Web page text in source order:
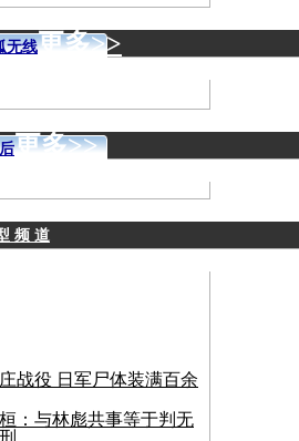
战役 日军尸体装满百余
：与林彪共事等于判无
无线更多>>
更多>>
频 道